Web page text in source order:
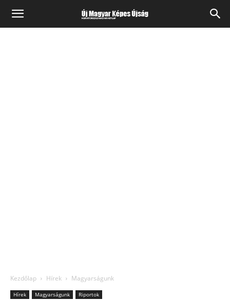
Kezdőlap Hírek Magyarságunk
Hírek Magyarságunk Riportok